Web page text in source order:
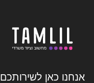
אנחנו כאן לשירותכם